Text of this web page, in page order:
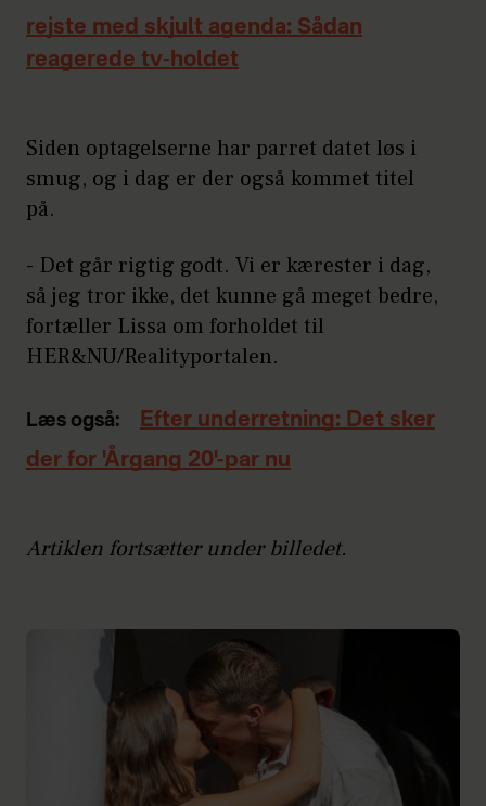
rejste med skjult agenda: Sådan
reagerede tv-holdet
Siden optagelserne har parret datet løs i
smug, og i dag er der også kommet titel
på.
- Det går rigtig godt. Vi er kærester i dag,
så jeg tror ikke, det kunne gå meget bedre,
fortæller Lissa om forholdet til
HER&NU/Realityportalen.
Læs også:
Efter underretning: Det sker
der for 'Årgang 20'-par nu
Artiklen fortsætter under billedet.